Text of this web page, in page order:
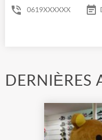
0619XXXXXX
DERNIÈRES